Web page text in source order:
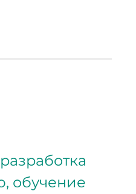
разработка
обучение